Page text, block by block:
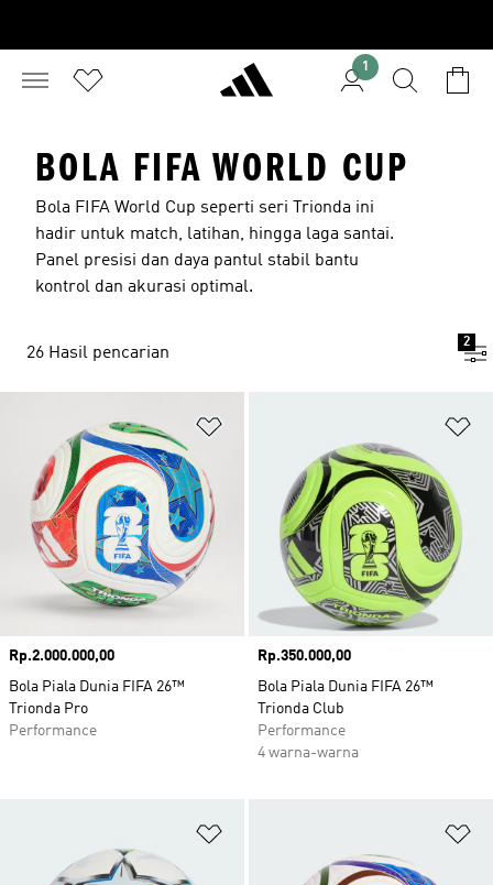
1
BOLA FIFA WORLD CUP
Bola FIFA World Cup seperti seri Trionda ini
hadir untuk match, latihan, hingga laga santai.
Panel presisi dan daya pantul stabil bantu
kontrol dan akurasi optimal.
26 Hasil pencarian
2
Harga
Rp.2.000.000,00
Bola Piala Dunia FIFA 26™
Trionda Pro
Performance
Harga
Rp.350.000,00
Bola Piala Dunia FIFA 26™
Trionda Club
Performance
4 warna-warna